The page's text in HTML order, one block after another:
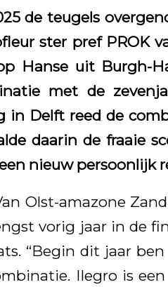
de teugels
ster pref PROK
Hanse uit Burgh-
met de
in Delft reed de
daarin de fraaie
nieuw persoonlijk
Olst-amazone
vorig jaar in de
“Begin dit jaar
Ilegro is